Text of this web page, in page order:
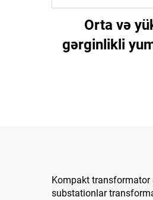
Orta və
gərginlikli
Kompakt transformator
substationlar